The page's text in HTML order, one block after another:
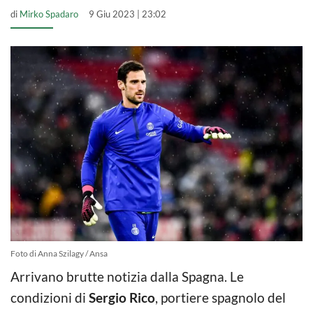
di Mirko Spadaro 9 Giu 2023 | 23:02
Foto di Anna Szilagy / Ansa
Arrivano brutte notizia dalla Spagna. Le
condizioni di Sergio Rico, portiere spagnolo del